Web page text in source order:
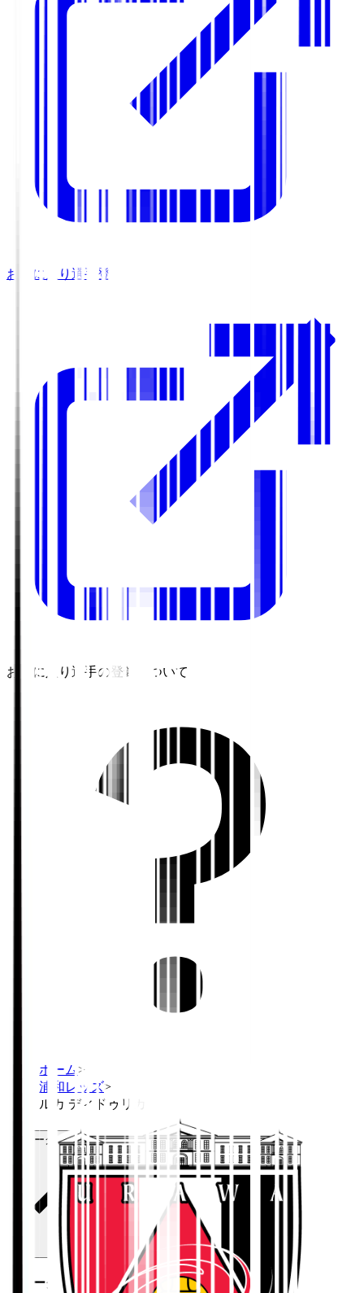
お気に入り選手登録
お気に入り選手の登録について
ホーム >
浦和レッズ>
ルカ ディドゥリカ
Ｊリーグ公式サービス
Ｊリーグ公式サービス